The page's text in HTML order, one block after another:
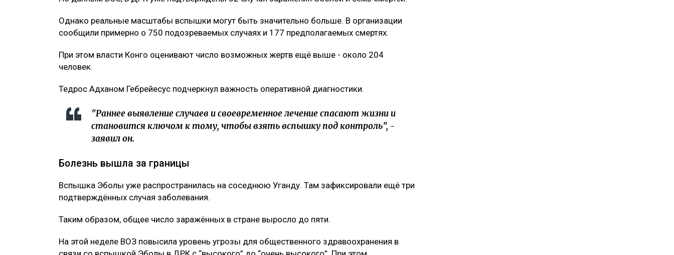
Однако реальные масштабы вспышки могут быть значительно больше. В организации
сообщили примерно о 750 подозреваемых случаях и 177 предполагаемых смертях.
При этом власти Конго оценивают число возможных жертв ещё выше - около 204
человек.
Тедрос Адханом Гебрейесус подчеркнул важность оперативной диагностики.
"Раннее выявление случаев и своевременное лечение спасают жизни и
становится ключом к тому, чтобы взять вспышку под контроль", -
заявил он.
Болезнь вышла за границы
Вспышка Эболы уже распространилась на соседнюю Уганду. Там зафиксировали ещё три
подтверждённых случая заболевания.
Таким образом, общее число заражённых в стране выросло до пяти.
На этой неделе ВОЗ повысила уровень угрозы для общественного здравоохранения в